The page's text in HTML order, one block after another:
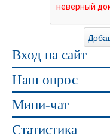
Вход на сайт
Наш опрос
Мини-чат
Статистика